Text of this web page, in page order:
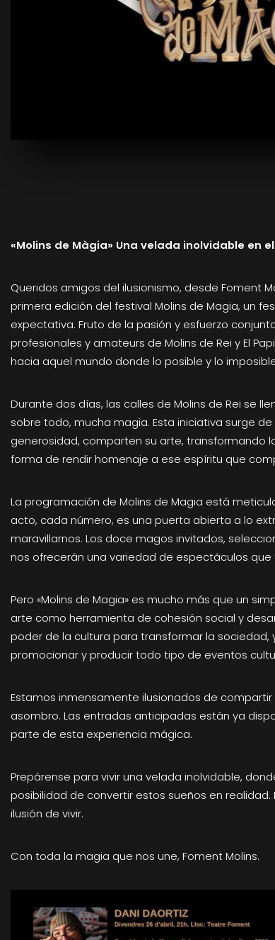
«Molins de Màgia» Una velada inolvidable en
Queridos amigos del ilusionismo, desde Foment
primera edición del festival Molins de Magia, un
expectativa. Fruto de la pasión y esfuerzo
profesionales y amateurs de Molins de Rei y El
hacia aquel mundo donde lo posible y lo
Durante dos días, las calles de Molins de Rei se
sobre todo, mucha magia. Esta iniciativa surge
generosidad, comparten su arte, transformando
forma de rendir homenaje a ese espíritu que
La programación de Molins de Magia está
acto, cada número, es una puerta abierta a lo
maravillarnos. Los doce magos invitados,
nos ofrecerán una variedad de espectáculos
Pero «Molins de Magia» es mucho más que un
arte como herramienta de cohesión social y
poder de la cultura para transformar la
promocionar y producir todo tipo de eventos
Estamos inmensamente ilusionados de
asombro. Las entradas anticipadas están ya
parte de esta experiencia mágica.
Prepárense para vivir una velada inolvidable,
posibilidad de convertir estos sueños en
ilusión de vivir.
Con toda la magia que nos une, Foment Molins.